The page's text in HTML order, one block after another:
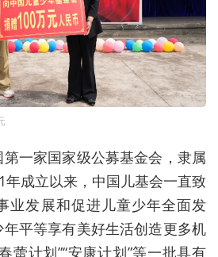
一家国家级公募基金会，隶属
年成立以来，中国儿基会一直致
业发展和促进儿童少年全面发
平等享有美好生活创造更多机
蕾计划”“安康计划”等一批具有